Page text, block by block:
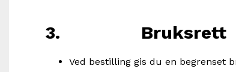
3. Bruksrett
Ved bestilling gis du en begrenset